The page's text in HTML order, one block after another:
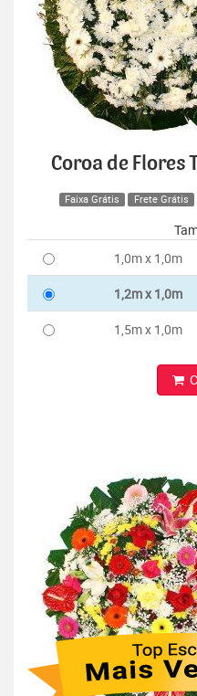
Coroa de Flores
Faixa Grátis Frete Grátis
1,0m x 1,0m
1,2m x 1,0m
1,5m x 1,0m